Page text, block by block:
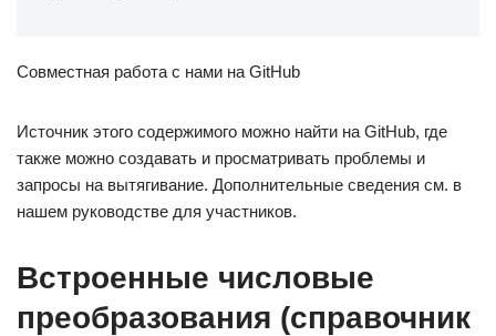
Совместная работа с нами на GitHub
Источник этого содержимого можно найти на GitHub, где
также можно создавать и просматривать проблемы и
запросы на вытягивание. Дополнительные сведения см. в
нашем руководстве для участников.
Встроенные числовые
преобразования (справочник